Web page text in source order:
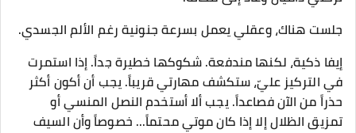
​جلست هناك، وعقلي يعمل بسرعة جنونية رغم الألم الجسدي.
​إيفا ذكية، لكنها مندفعة. شكوكها خطيرة جداً. إذا استمرت
في التركيز عليّ، ستكشف مهارتي قريباً. يجب أن أكون أكثر
حذراً من الآن فصاعداً. يجب ألا أستخدم النصل المنسي أو
تمزيق الظلال إلا إذا كان موتي محتماً... خصوصاً وأن السيف